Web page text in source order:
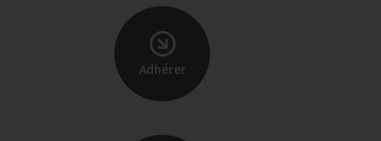
Adhérer